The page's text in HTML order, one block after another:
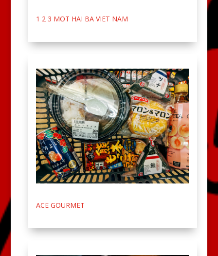
1 2 3 MOT HAI BA VIET NAM
ACE GOURMET